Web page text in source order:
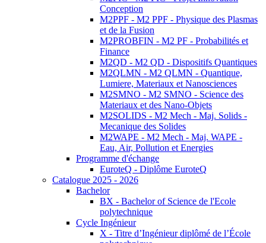
Conception
M2PPF - M2 PPF - Physique des Plasmas
et de la Fusion
M2PROBFIN - M2 PF - Probabilités et
Finance
M2QD - M2 QD - Dispositifs Quantiques
M2QLMN - M2 QLMN - Quantique,
Lumiere, Materiaux et Nanosciences
M2SMNO - M2 SMNO - Science des
Materiaux et des Nano-Objets
M2SOLIDS - M2 Mech - Maj. Solids -
Mecanique des Solides
M2WAPE - M2 Mech - Maj. WAPE -
Eau, Air, Pollution et Energies
Programme d'échange
EuroteQ - Diplôme EuroteQ
Catalogue 2025 - 2026
Bachelor
BX - Bachelor of Science de l'Ecole
polytechnique
Cycle Ingénieur
X - Titre d’Ingénieur diplômé de l’École